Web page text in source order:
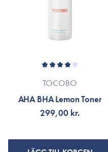
kommer på.
Lene Bøtzau
Virkelig god Toner, den er
og mindsker rødme.
TOCOBO
AHA BHA Lemon Toner
299,00 kr.